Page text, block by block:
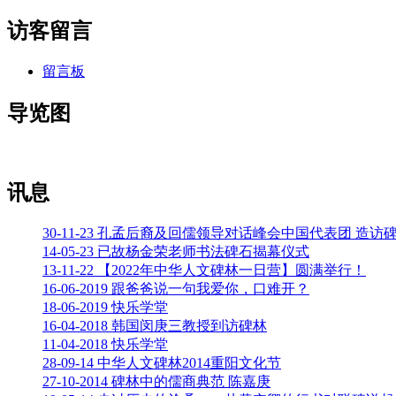
访客留言
留言板
导览图
讯息
30-11-23 孔孟后裔及回儒领导对话峰会中国代表团 造访
14-05-23 已故杨金荣老师书法碑石揭幕仪式
13-11-22 【2022年中华人文碑林一日营】圆满举行！
16-06-2019 跟爸爸说一句我爱你，口难开？
18-06-2019 快乐学堂
16-04-2018 韩国闵庚三教授到访碑林
11-04-2018 快乐学堂
28-09-14 中华人文碑林2014重阳文化节
27-10-2014 碑林中的儒商典范 陈嘉庚